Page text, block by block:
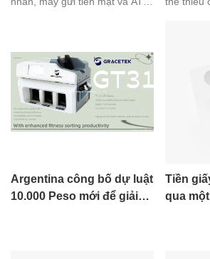
ngân hàng sử dụng. Mặc dù cả
hai máy này đều cung cấp
nhiều dịch vụ ngân hàng nhưng
có một số điểm khác biệt chính
giữa chúng.
phép
vào tài
Argentina công bố dự luật
10.000 Peso mới để giải
Tiền
qua